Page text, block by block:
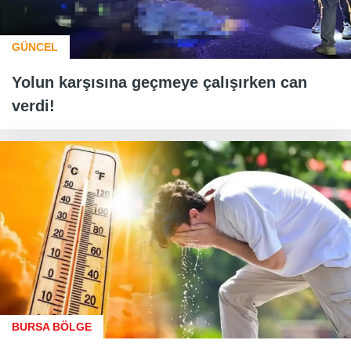
GÜNCEL
Yolun karşısına geçmeye çalışırken can
verdi!
BURSA BÖLGE